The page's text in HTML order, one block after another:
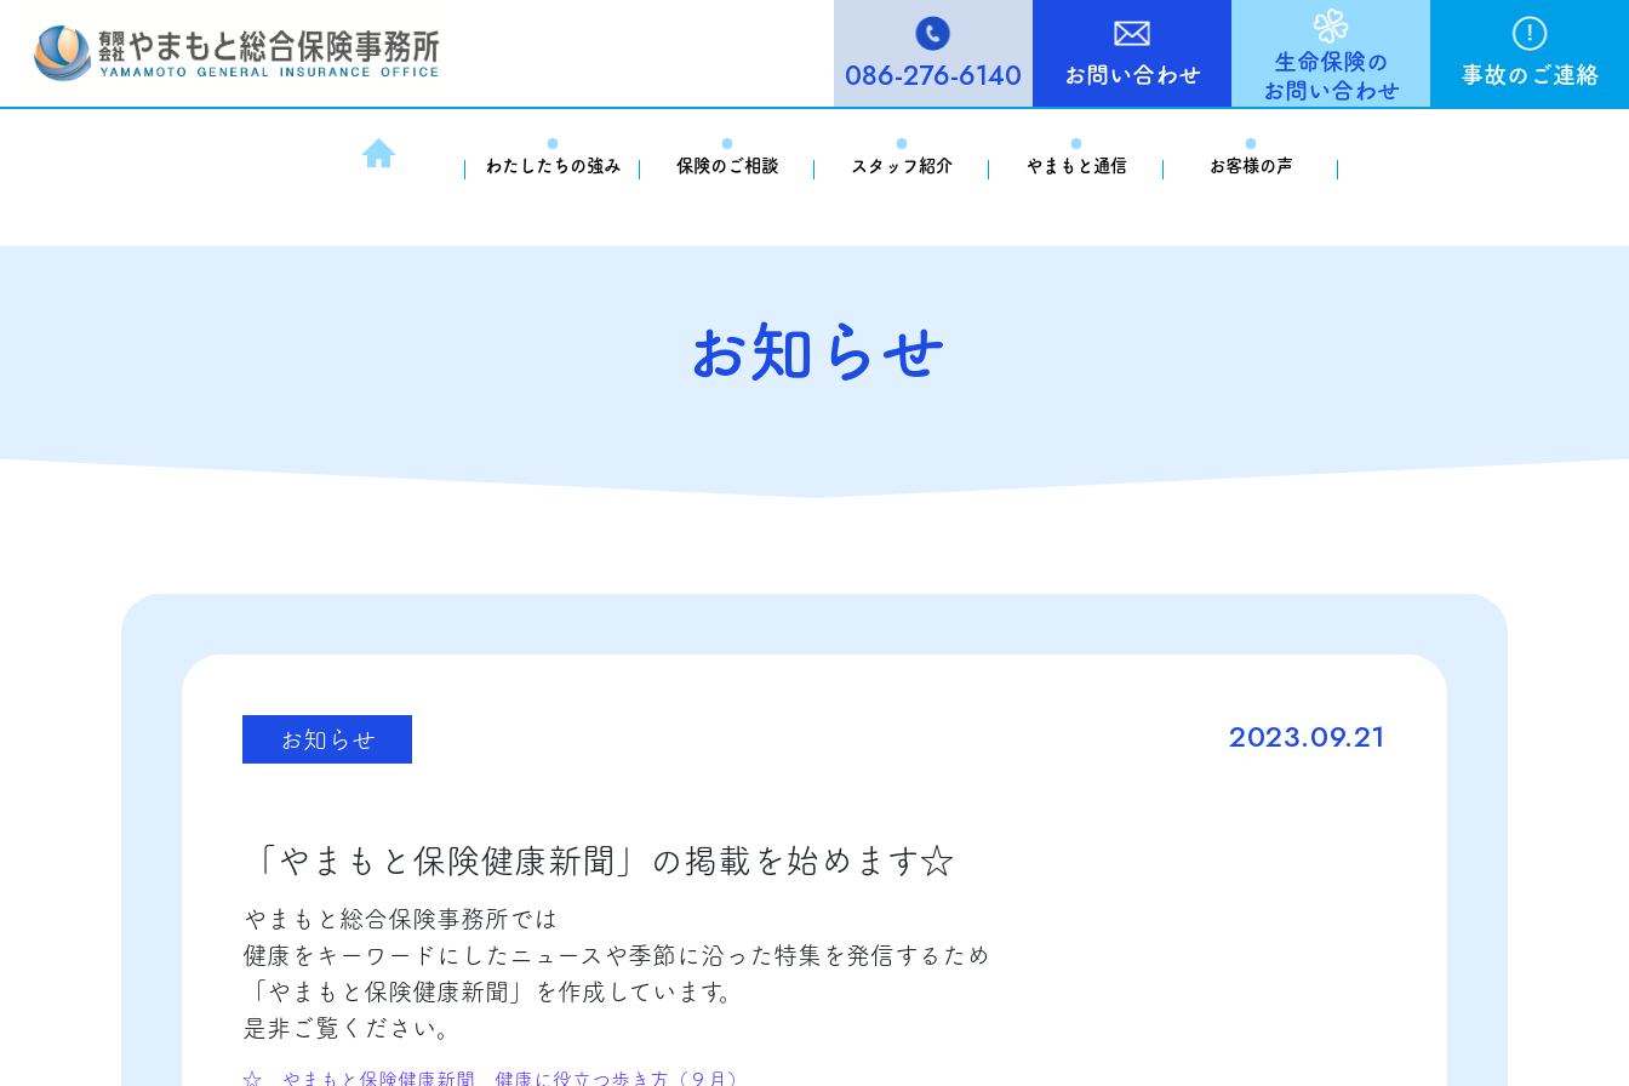
086-276-6140 お問い合わせ
生命保険の
お問い合わせ
事故のご連絡
わたしたちの強み 保険のご相談 スタッフ紹介 やまもと通信 お客様の声
お知らせ
お知らせ 2023.09.21
「やまもと保険健康新聞」の掲載を始めます☆
やまもと総合保険事務所では
健康をキーワードにしたニュースや季節に沿った特集を発信するため
「やまもと保険健康新聞」を作成しています。
是非ご覧ください。
☆ やまもと保険健康新聞 健康に役立つ歩き方（９月）